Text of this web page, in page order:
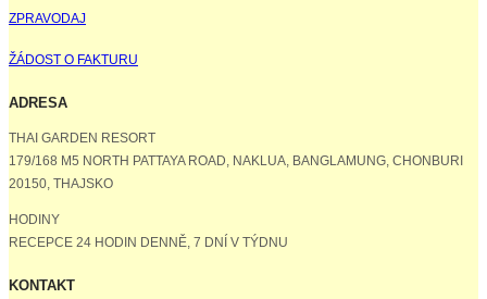
ZPRAVODAJ
ŽÁDOST O FAKTURU
ADRESA
THAI GARDEN RESORT
179/168 M5 NORTH PATTAYA ROAD, NAKLUA, BANGLAMUNG, CHONBURI
20150, THAJSKO
HODINY
RECEPCE 24 HODIN DENNĚ, 7 DNÍ V TÝDNU
KONTAKT